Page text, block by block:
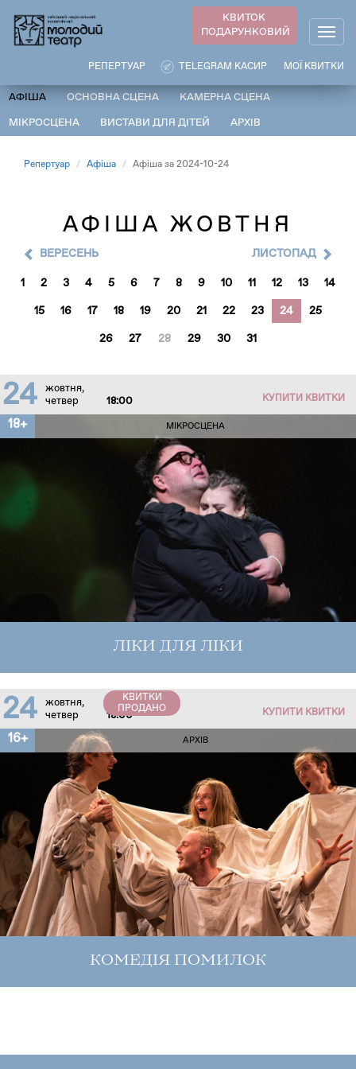
основного
КВИТОК
ПОДАРУНКОВИЙ
МОЇ КВИТКИ
TELEGRAM КАСИР
РЕПЕРТУАР
АФІША ОСНОВНА СЦЕНА КАМЕРНА СЦЕНА
МІКРОСЦЕНА ВИСТАВИ ДЛЯ ДІТЕЙ АРХІВ
Репертуар Афіша Афіша за 2024-10-24
АФІША ЖОВТНЯ
ВЕРЕСЕНЬ
1 2 3 4 5 6 7 8 9 10 11 12 13 14
15 16 17 18 19 20 21 22 23 24 25
26 27 28 29 30 31
ЛИСТОПАД
24
жовтня,
четвер
18:00 КУПИТИ КВИТКИ
18+ МІКРОСЦЕНА
ЛІКИ ДЛЯ ЛІКИ
24
жовтня,
четвер
18:00
КВИТКИ
ПРОДАНО
КУПИТИ КВИТКИ
16+ АРХІВ
КОМЕДІЯ ПОМИЛОК